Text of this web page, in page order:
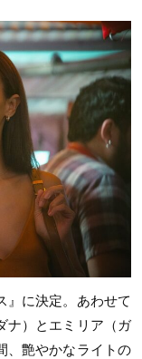
』に決定。あわせて
ナ）とエミリア（ガ
、艶やかなライトの